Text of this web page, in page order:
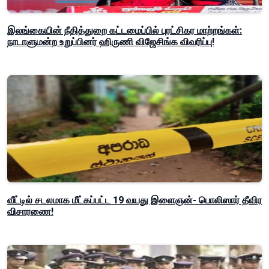
இலங்கையின் நீதித்துறை கட்டமைப்பில் புரட்சிகர மாற்றங்கள்:
நாடாளுமன்ற உறுப்பினர் ஹிருணி விஜேசிங்க விவரிப்பு!
வீட்டில் சடலமாக மீட்கப்பட்ட 19 வயது இளைஞன்- பொலிஸார் தீவிர
விசாரணை!